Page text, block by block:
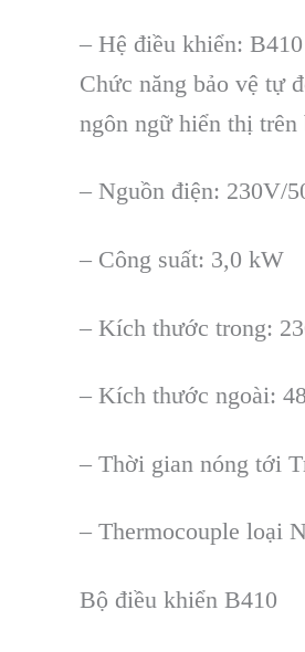
– Hệ điều khiển:
Chức năng bảo vệ tự
ngôn ngữ hiển thị trên
– Nguồn điện: 230V/
– Công suất: 3,0 kW
– Kích thước trong:
– Kích thước ngoài:
– Thời gian nóng tới
– Thermocouple loại
Bộ điều khiển B410